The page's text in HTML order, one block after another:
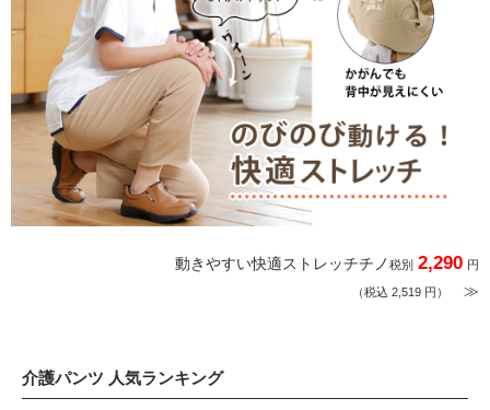
動きやすい快適ストレッチチノ 税別 2,290 円
（税込 2,519 円） ≫
介護パンツ 人気ランキング